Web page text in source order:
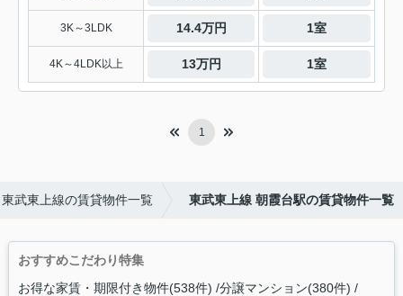
3K～3LDK 14.4万円 1室
4K～4LDK以上 13万円 1室
1
東武東上線の賃貸物件一覧 東武東上線 朝霞台駅の賃貸物件一覧
おすすめこだわり特集
お得な家賃・期限付き物件(538件) 分譲マンション(380件)